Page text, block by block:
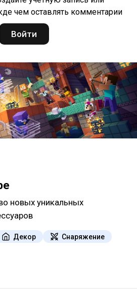
чем оставлять комментарии
Войти
новых уникальных
Декор
Снаряжение